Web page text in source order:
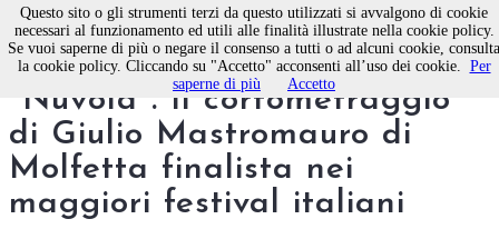
Pioggia di riconoscimenti per
"Nuvola". Il cortometraggio
di Giulio Mastromauro di
Molfetta finalista nei
maggiori festival italiani
Questo sito o gli strumenti terzi da questo utilizzati si avvalgono di cookie
necessari al funzionamento ed utili alle finalità illustrate nella cookie policy.
Se vuoi saperne di più o negare il consenso a tutti o ad alcuni cookie, consulta
la cookie policy. Cliccando su "Accetto" acconsenti all’uso dei cookie. Per
saperne di più
Accetto